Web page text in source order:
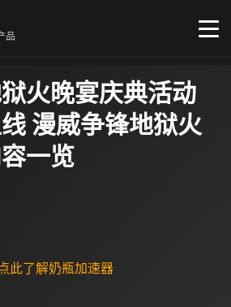
品
火晚宴庆典活动
漫威争锋地狱火
一览
此了解奶瓶加速器